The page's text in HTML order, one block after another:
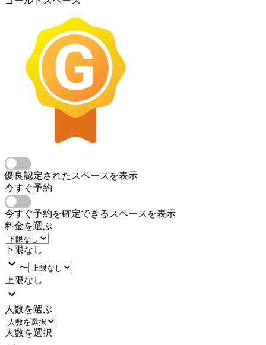
優良認定されたスペースを表示
今すぐ予約
今すぐ予約を確定できるスペースを表示
料金を選ぶ
下限なし
〜
上限なし
人数を選ぶ
人数を選択